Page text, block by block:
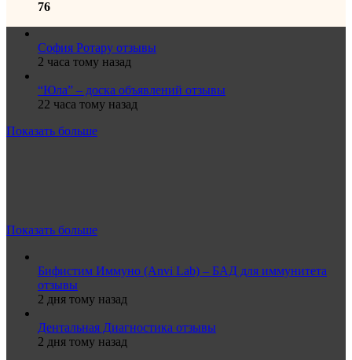
76
София Ротару отзывы
2 часа тому назад
“Юла” – доска объявлений отзывы
22 часа тому назад
Показать больше
Показать больше
Бифистим Иммуно (Anvi Lab) – БАД для иммунитета
отзывы
2 дня тому назад
Дентальная Диагностика отзывы
2 дня тому назад